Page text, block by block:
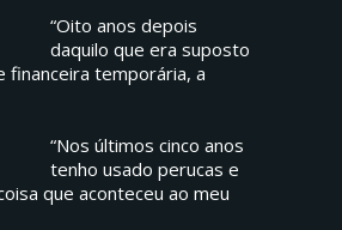
“Oito anos depois
daquilo que era suposto
financeira temporária, a
“Nos últimos cinco anos
tenho usado perucas e
que aconteceu ao meu